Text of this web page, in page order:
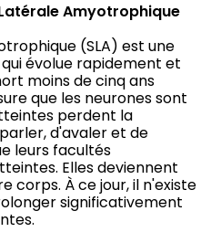
Amyotrophique
(SLA) est une
évolue rapidement et
moins de cinq ans
que les neurones sont
perdent la
d'avaler et de
leurs facultés
Elles deviennent
corps. À ce jour, il n'existe
significativement